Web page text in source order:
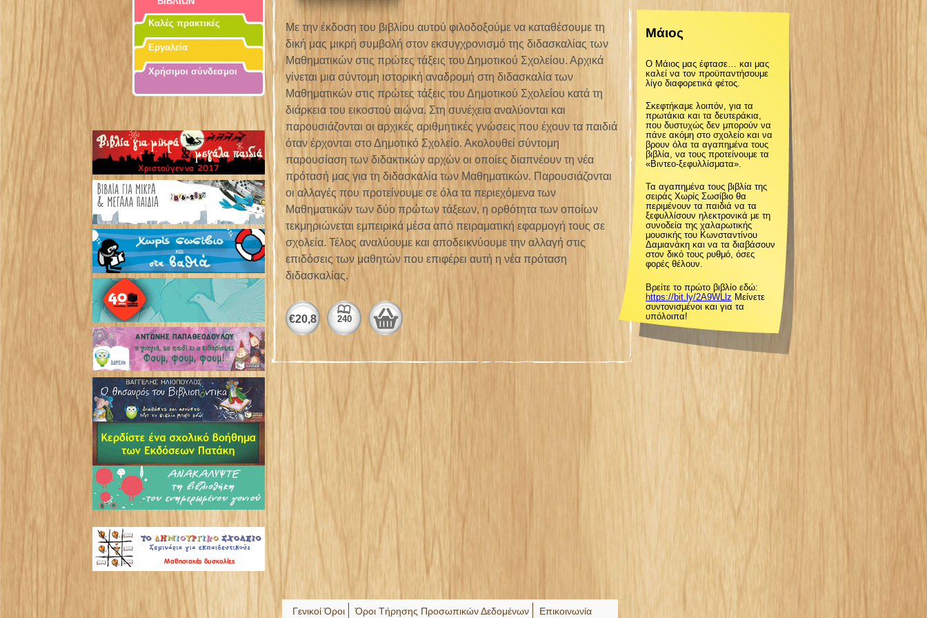
ή
τ
η
σ
η
ς
Με την έκδοση του βιβλίου αυτού φιλοδοξούμε να καταθέσουμε τη
δική μας μικρή συμβολή στον εκσυγχρονισμό της διδασκαλίας των
Μαθηματικών στις πρώτες τάξεις του Δημοτικού Σχολείου. Αρχικά
γίνεται μια σύντομη ιστορική αναδρομή στη διδασκαλία των
Μαθηματικών στις πρώτες τάξεις του Δημοτικού Σχολείου κατά τη
διάρκεια του εικοστού αιώνα. Στη συνέχεια αναλύονται και
παρουσιάζονται οι αρχικές αριθμητικές γνώσεις που έχουν τα παιδιά
όταν έρχονται στο Δημοτικό Σχολείο. Ακολουθεί σύντομη
παρουσίαση των διδακτικών αρχών οι οποίες διαπνέουν τη νέα
πρότασή μας για τη διδασκαλία των Μαθηματικών. Παρουσιάζονται
οι αλλαγές που προτείνουμε σε όλα τα περιεχόμενα των
Μαθηματικών των δύο πρώτων τάξεων, η ορθότητα των οποίων
τεκμηριώνεται εμπειρικά μέσα από πειραματική εφαρμογή τους σε
σχολεία. Τέλος αναλύουμε και αποδεικνύουμε την αλλαγή στις
επιδόσεις των μαθητών που επιφέρει αυτή η νέα πρόταση
διδασκαλίας.
€20,8 240
Καλές πρακτικές
Εργαλεία
Χρήσιμοι σύνδεσμοι
Μάιος
Ο Μάιος μας έφτασε… και μας
καλεί να τον προϋπαντήσουμε
λίγο διαφορετικά φέτος.
Σκεφτήκαμε λοιπόν, για τα
πρωτάκια και τα δευτεράκια,
που δυστυχώς δεν μπορούν να
πάνε ακόμη στο σχολείο και να
βρουν όλα τα αγαπημένα τους
βιβλία, να τους προτείνουμε τα
«Βιντεο-ξεφυλλίσματα».
Τα αγαπημένα τους βιβλία της
σειράς Χωρίς Σωσίβιο θα
περιμένουν τα παιδιά να τα
ξεφυλλίσουν ηλεκτρονικά με τη
συνοδεία της χαλαρωτικής
μουσικής του Κωνσταντίνου
Δαμιανάκη και να τα διαβάσουν
στον δικό τους ρυθμό, όσες
φορές θέλουν.
Βρείτε το πρώτο βιβλίο εδώ:
https://bit.ly/2A9WLlz Μείνετε
συντονισμένοι και για τα
υπόλοιπα!
Γενικοί Όροι Όροι Τήρησης Προσωπικών Δεδομένων Επικοινωνία